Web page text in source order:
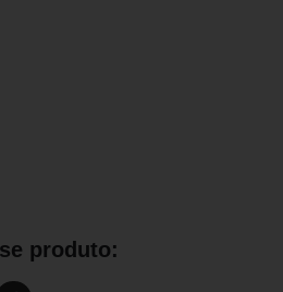
produto: